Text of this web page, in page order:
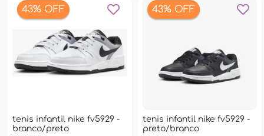
43% OFF
tenis infantil nike fv5929 -
branco/preto
43% OFF
tenis infantil nike fv5929 -
preto/branco